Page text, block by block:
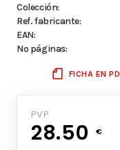
Colección:
Ref. fabricante:
EAN:
Nº páginas:
FICHA EN
PVP
28.50 €